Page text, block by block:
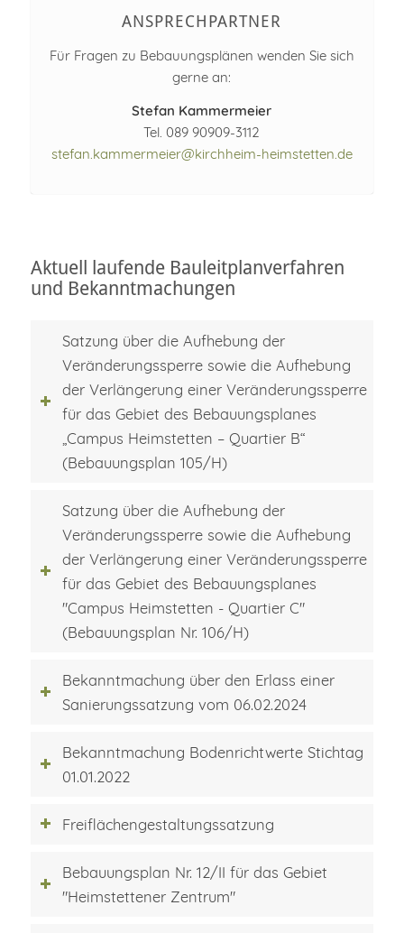
ANSPRECHPARTNER
Für Fragen zu Bebauungsplänen wenden Sie sich
gerne an:
Stefan Kammermeier
Tel. 089 90909-3112
stefan.kammermeier@kirchheim-heimstetten.de
Aktuell laufende Bauleitplanverfahren
und Bekanntmachungen
Satzung über die Aufhebung der
Veränderungssperre sowie die Aufhebung
der Verlängerung einer Veränderungssperre
für das Gebiet des Bebauungsplanes
„Campus Heimstetten – Quartier B“
(Bebauungsplan 105/H)
Satzung über die Aufhebung der
Veränderungssperre sowie die Aufhebung
der Verlängerung einer Veränderungssperre
für das Gebiet des Bebauungsplanes
"Campus Heimstetten - Quartier C"
(Bebauungsplan Nr. 106/H)
Bekanntmachung über den Erlass einer
Sanierungssatzung vom 06.02.2024
Bekanntmachung Bodenrichtwerte Stichtag
01.01.2022
Freiflächengestaltungssatzung
Bebauungsplan Nr. 12/II für das Gebiet
"Heimstettener Zentrum"